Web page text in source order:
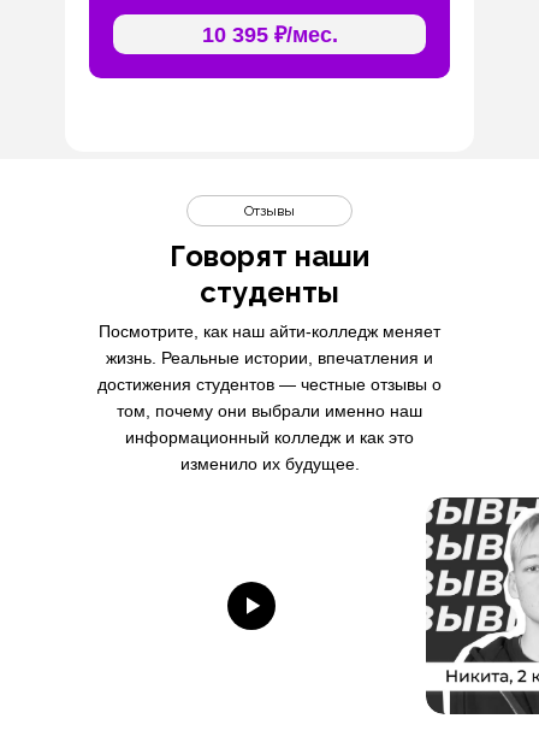
10 395 ₽/мес.
Говорят наши
студенты
Отзывы
Посмотрите, как наш айти-колледж меняет
жизнь. Реальные истории, впечатления и
достижения студентов — честные отзывы о
том, почему они выбрали именно наш
информационный колледж и как это
изменило их будущее.